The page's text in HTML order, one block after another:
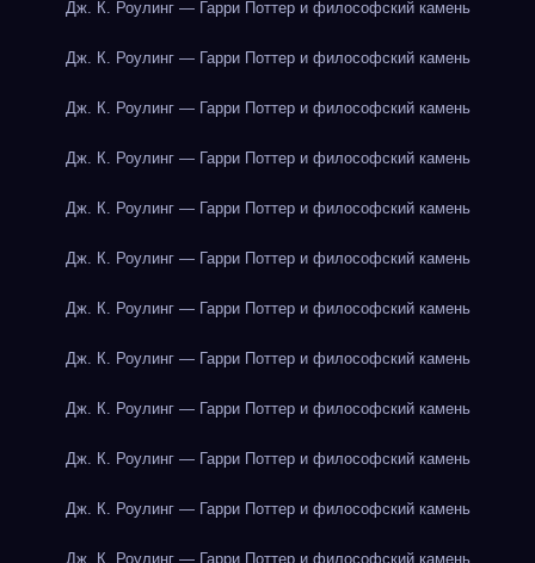
Дж. К. Роулинг — Гарри Поттер и философский камень
Дж. К. Роулинг — Гарри Поттер и философский камень
Дж. К. Роулинг — Гарри Поттер и философский камень
Дж. К. Роулинг — Гарри Поттер и философский камень
Дж. К. Роулинг — Гарри Поттер и философский камень
Дж. К. Роулинг — Гарри Поттер и философский камень
Дж. К. Роулинг — Гарри Поттер и философский камень
Дж. К. Роулинг — Гарри Поттер и философский камень
Дж. К. Роулинг — Гарри Поттер и философский камень
Дж. К. Роулинг — Гарри Поттер и философский камень
Дж. К. Роулинг — Гарри Поттер и философский камень
Дж. К. Роулинг — Гарри Поттер и философский камень